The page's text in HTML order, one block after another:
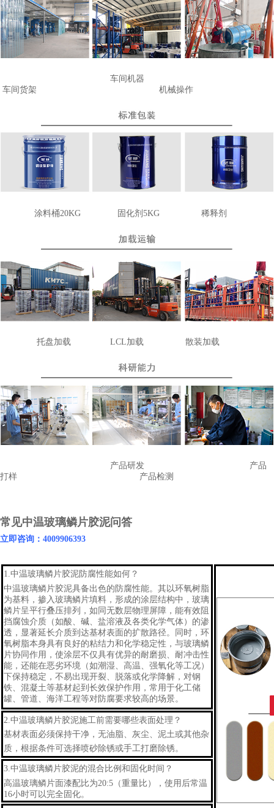
车间机器
车间货架
机械操作
涂料桶20KG 固化剂 5KG 稀释剂
托盘加载 LCL加载 散装加载
产品研发
产品
打样
产品检测
常见中温玻璃鳞片胶泥问答
立即咨询：4009906393
1. 中温玻璃鳞片胶泥防腐性能如何？
中温玻璃鳞片胶泥具备出色的防腐性能。其以环氧树脂
为基料，掺入玻璃鳞片填料，形成的涂层结构中，玻璃
鳞片呈平行叠压排列，如同无数层物理屏障，能有效阻
挡腐蚀介质（如酸、碱、盐溶液及各类化学气体）的渗
透，显著延长介质到达基材表面的扩散路径。同时，环
氧树脂本身具有良好的粘结力和化学稳定性，与玻璃鳞
片协同作用，使涂层不仅具有优异的耐磨损、耐冲击性
能，还能在恶劣环境（如潮湿、高温、强氧化等工况）
下保持稳定，不易出现开裂、脱落或化学降解，对钢
铁、混凝土等基材起到长效保护作用，常用于化工储
罐、管道、海洋工程等对防腐要求较高的场景。
2. 中温玻璃鳞片胶泥施工前需要哪些表面处理？
基材表面必须保持干净，无油脂、灰尘、泥土或其他杂
质，根据条件可选择喷砂除锈或手工打磨除锈。
3. 中温玻璃鳞片胶泥的混合比例和固化时间？
高温玻璃鳞片面漆配比为20:5（重量比），使用后常温
16小时可以完全固化。